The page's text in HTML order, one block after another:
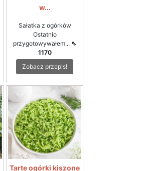
w...
Sałatka z ogórków
Ostatnio
przygotowywałem... ⇖
1170
Zobacz przepis!
Tarte ogórki kiszone